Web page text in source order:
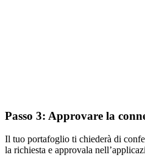
Passo 3: Approvare la
Il tuo portafoglio ti chiederà di
la richiesta e approvala